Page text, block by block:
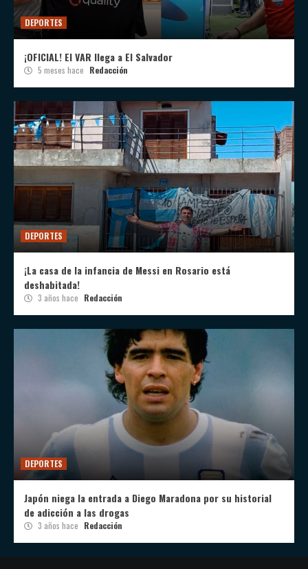
DEPORTES
¡OFICIAL! El VAR llega a El Salvador
5 meses hace Redacción
DEPORTES
¡La casa de la infancia de Messi en Rosario está
deshabitada!
3 años hace Redacción
DEPORTES
Japón niega la entrada a Diego Maradona por su historial
de adicción a las drogas
3 años hace Redacción